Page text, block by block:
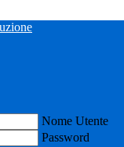
Nome Utente
Password